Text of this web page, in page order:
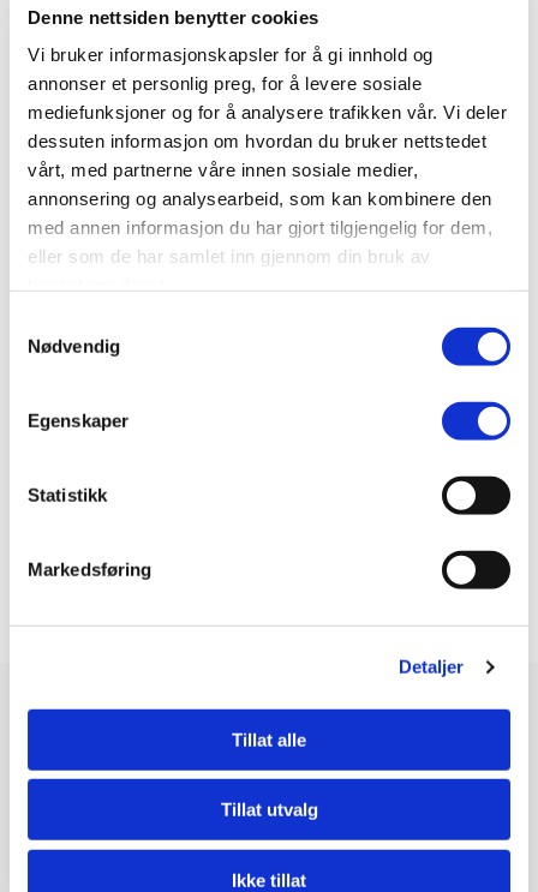
Denne nettsiden benytter cookies
Vi bruker informasjonskapsler for å gi innhold og
annonser et personlig preg, for å levere sosiale
mediefunksjoner og for å analysere trafikken vår. Vi deler
dessuten informasjon om hvordan du bruker nettstedet
vårt, med partnerne våre innen sosiale medier,
annonsering og analysearbeid, som kan kombinere den
med annen informasjon du har gjort tilgjengelig for dem,
eller som de har samlet inn gjennom din bruk av
Nødvendig
Egenskaper
Statistikk
Markedsføring
Detaljer
Tillat alle
Tillat utvalg
Ikke tillat
Jeg bekrefter at dere kan lagre min
kontaktinfo samt kontakte meg med
informasjon og oppdateringer vedrørende
produkter og tjenester.
Vi samarbeider med tredjeparter i forbindelse
med markedsføring av våre produkter og
tjenester, og jeg aksepterer at min epost
adresse kan deles med trendjepart og bli
Nei
SEND
Klar for en